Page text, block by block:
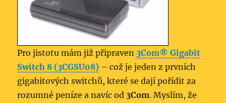
Pro jistotu mám již připraven 3Com® Gigabit
Switch 8 (3CGSU08) – což je jeden z prvních
gigabitových switchů, které se dají pořídit za
rozumné peníze a navíc od 3Com. Myslím, že